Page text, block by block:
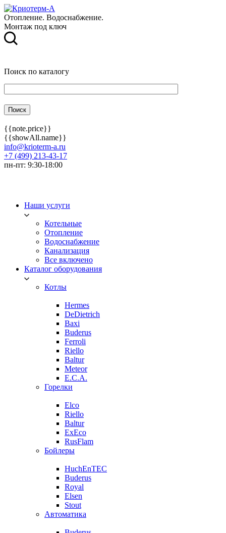
Отопление. Водоснабжение.
Монтаж под ключ
Поиск по каталогу
{{note.price}}
{{showAll.name}}
info@krioterm-a.ru
+7 (499) 213-43-17
пн-пт: 9:30-18:00
Наши услуги
Котельные
Отопление
Водоснабжение
Канализация
Все включено
Каталог оборудования
Котлы
Hermes
DeDietrich
Baxi
Buderus
Ferroli
Riello
Baltur
Meteor
E.C.A.
Горелки
Elco
Riello
Baltur
ExEco
RusFlam
Бойлеры
HuchEnTEC
Buderus
Royal
Elsen
Stout
Автоматика